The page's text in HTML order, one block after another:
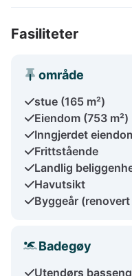
Fasiliteter
område
stue (165 m²)
Eiendom (753 m²)
Inngjerdet
Frittstående
Landlig
Havutsikt
Byggeår
Badegøy
Utendørs